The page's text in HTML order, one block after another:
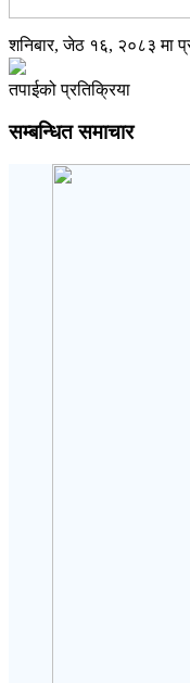
शनिबार, जेठ १६, २०८३ मा
तपाईको प्रतिक्रिया
सम्बन्धित समाचार